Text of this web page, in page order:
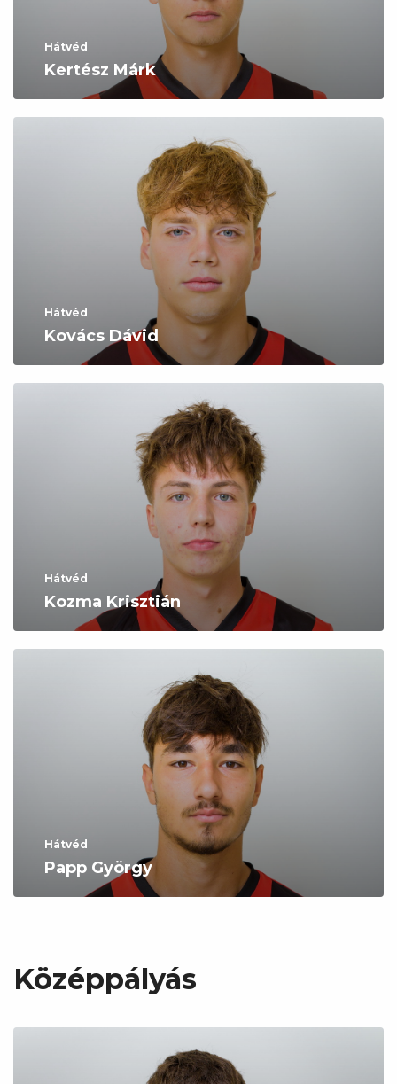
Hátvéd
Kertész Márk
Hátvéd
Kovács Dávid
Hátvéd
Kozma Krisztián
Hátvéd
Papp György
Középpályás